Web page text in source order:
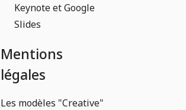
Keynote et Google
Slides
Mentions
légales
Les modèles "Creative"